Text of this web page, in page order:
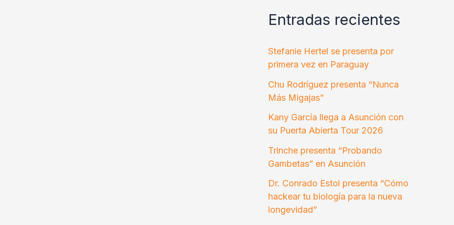
Entradas recientes
Stefanie Hertel se presenta por
primera vez en Paraguay
Chu Rodríguez presenta “Nunca
Más Migajas”
Kany García llega a Asunción con
su Puerta Abierta Tour 2026
Trinche presenta “Probando
Gambetas” en Asunción
Dr. Conrado Estol presenta “Cómo
hackear tu biología para la nueva
longevidad”